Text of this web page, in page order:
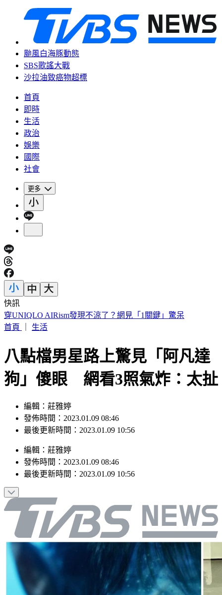
颱風白海豚動態
SBS歌謠大戰
沙拉油致癌物超標
首頁
即時
生活
政治
娛樂
國際
社會
更多
快訊
車禍後頭痛數月找嘸病因！吃止痛藥也沒用 醫揪這部位出問
題
八點檔男星路上驚見「阿凡達
狗」傻眼 網看3照氣炸：太扯
編輯：莊雅婷
發佈時間：2023.01.09 08:46
編輯：莊雅婷
發佈時間：2023.01.09 08:46